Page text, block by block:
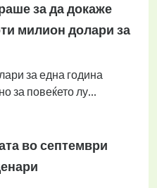
за да докаже
милион долари за
за една година
за повеќето лу...
во септември